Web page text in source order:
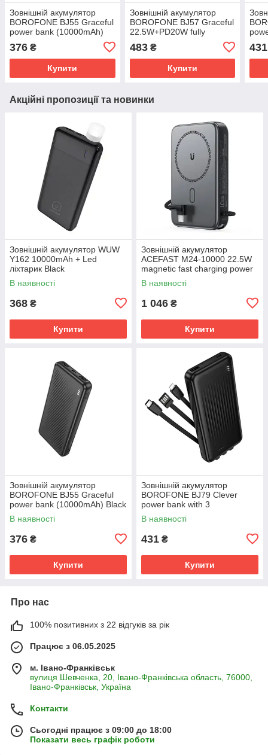
Зовнішній акумулятор
BOROFONE BJ55 Graceful
power bank (10000mAh)
376 ₴
Купити
Зовнішній акумулятор
BOROFONE BJ57 Graceful
22.5W+PD20W fully
compatible power bank with
cable (10000mAh) Black
483₴
Купити
431
Акційні пропозиції та новинки
Зовнішній акумулятор WUW
Y162 10000mAh + Led
ліхтарик Black
В наявності
368 ₴
Купити
Зовнішній акумулятор
ACEFAST M24-10000 22.5W
magnetic fast charging power
bank with holder and cable
Metal Gray
В наявності
1 046 ₴
Купити
Зовнішній акумулятор
BOROFONE BJ55 Graceful
power bank (10000mAh) Black
В наявності
376 ₴
Купити
Зовнішній акумулятор
BOROFONE BJ79 Clever
power bank with 3
cables(10000mAh) Black
В наявності
431 ₴
Купити
Про нас
100% позитивних з 22 відгуків за рік
Працює з 06.05.2025
м. Івано-Франківськ
вулиця Шевченка, 20, Івано-Франківська область, 76000,
Івано-Франківськ, Україна
Контакти
Сьогодні працює з 09:00 до 18:00
Показати весь графік роботи